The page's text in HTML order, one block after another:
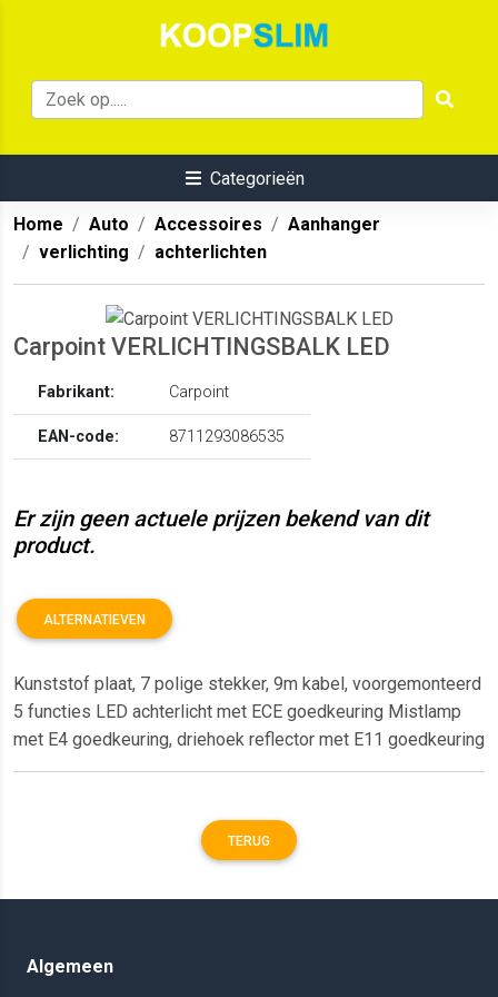
Categorieën
Home Auto Accessoires
Aanhanger
verlichting
achterlichten
Carpoint VERLICHTINGSBALK LED
Fabrikant: Carpoint
EAN-code: 8711293086535
Er zijn geen actuele prijzen bekend van dit
product.
ALTERNATIEVEN
Kunststof plaat, 7 polige stekker, 9m kabel, voorgemonteerd
5 functies LED achterlicht met ECE goedkeuring Mistlamp
met E4 goedkeuring, driehoek reflector met E11 goedkeuring
TERUG
Algemeen